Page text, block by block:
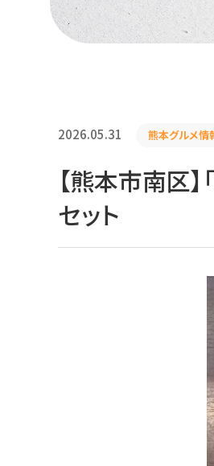
2026.05.31 熊本グルメ情
【熊本市南区
セット